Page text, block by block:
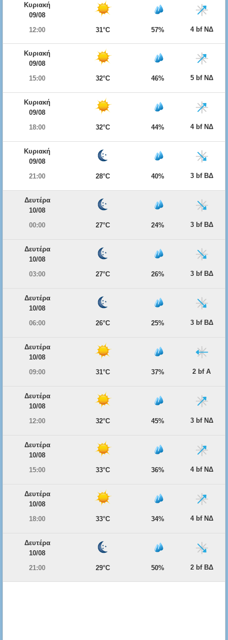
Κυριακή
09/08
12:00
31°C 57% 4 bf ΝΔ
Κυριακή
09/08
15:00
32°C 46% 5 bf ΝΔ
Κυριακή
09/08
18:00
32°C 44% 4 bf ΝΔ
Κυριακή
09/08
21:00
28°C 40% 3 bf ΒΔ
Δευτέρα
10/08
00:00
27°C 24% 3 bf ΒΔ
Δευτέρα
10/08
03:00
27°C 26% 3 bf ΒΔ
Δευτέρα
10/08
06:00
26°C 25% 3 bf ΒΔ
Δευτέρα
10/08
09:00
31°C 37% 2 bf Α
Δευτέρα
10/08
12:00
32°C 45% 3 bf ΝΔ
Δευτέρα
10/08
15:00
33°C 36% 4 bf ΝΔ
Δευτέρα
10/08
18:00
33°C 34% 4 bf ΝΔ
Δευτέρα
10/08
21:00
29°C 50% 2 bf ΒΔ